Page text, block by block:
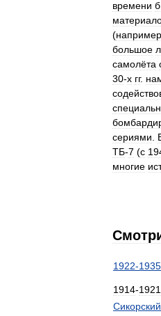
времени
(например
большое
самолёта
30-х гг.
сериями
ТБ-7 (с
многие
1922-1935
1914-1921
Сикорский